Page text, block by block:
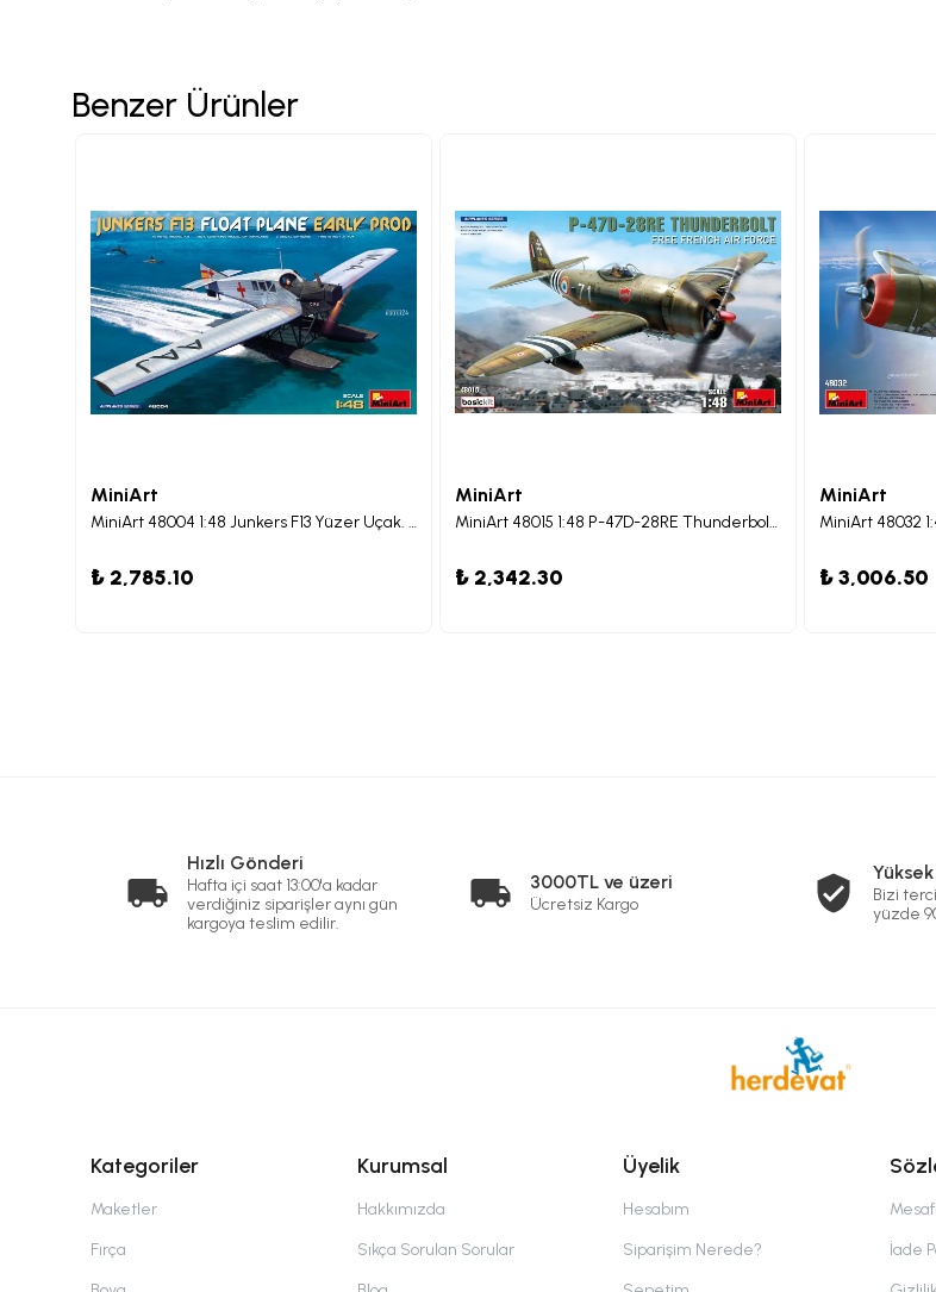
Benzer Ürünler
MiniArt
MiniArt 48004 1:48 Junkers F13 Yüzer Uçak. Erken Üretim
₺ 2,785.10
MiniArt
MiniArt 48015 1:48 P-47D-28RE Thunderbolt Özgür Fransız Hava Kuvvetleri. Basic Kit.
₺ 2,342.30
MiniArt
₺ 3,006.50
Hızlı Gönderi
Hafta içi saat 13:00'a kadar
verdiğiniz siparişler aynı gün
kargoya teslim edilir.
3000TL ve üzeri
Ücretsiz Kargo
Bizi
yüzde
Kategoriler
Maketler
Fırça
Kurumsal
Hakkımızda
Sıkça Sorulan Sorular
Üyelik
Hesabım
Siparişim Nerede?
İade